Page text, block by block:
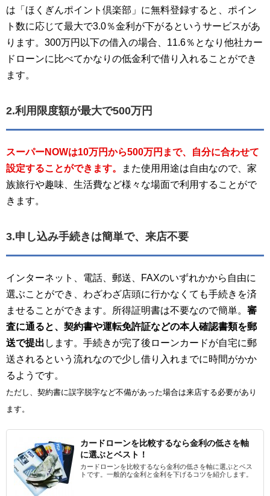
は「ほくぎんポイント倶楽部」に無料登録すると、ポイン
ト数に応じて最大で3.0％金利が下がるというサービスがあ
ります。300万円以下の借入の場合、11.6％となり他社カー
ドローンに比べてかなりの低金利で借り入れることができ
ます。
2.利用限度額が最大で500万円
スーパーNOWは10万円から500万円まで、自分に合わせて
設定することができます。
また使用用途は自由なので、家
族旅行や趣味、生活費など様々な場面で利用することがで
きます。
3.申し込み手続きは簡単で、来店不要
インターネット、電話、郵送、FAXのいずれかから自由に
選ぶことができ、わざわざ店頭に行かなくても手続きを済
ませることができます。所得証明書は不要なので簡単。 審
査に通ると、契約書や運転免許証などの本人確認書類を郵
送で提出 します。手続きが完了後ローンカードが自宅に郵
送されるという流れなので少し借り入れまでに時間がかか
るようです。
ただし、契約書に誤字脱字など不備があった場合は来店する必要があり
ます。
カードローンを比較するなら金利の低さを軸
に選ぶとベスト！
カードローンを比較するなら金利の低さを軸に選ぶとベス
トです。一般的な金利と金利を下げるコツを紹介します。